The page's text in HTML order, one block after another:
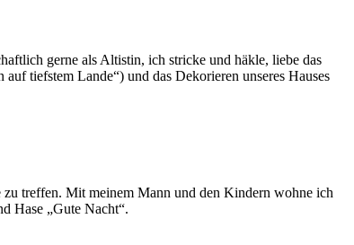
gerne als Altistin, ich stricke und häkle, liebe das
tiefstem Lande“) und das Dekorieren unseres Hauses
treffen. Mit meinem Mann und den Kindern wohne ich
Hase „Gute Nacht“.